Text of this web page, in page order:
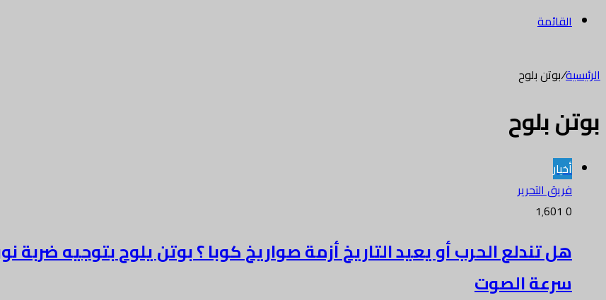
القائمة
الرئيسية/بوتن بلوح
بوتن بلوح
أخبار
فريق التحرير
0
هل تندلع الحرب أو يعيد التاريخ أزمة صواريخ كوبا ؟ بوتن يلوح بتوجيه
سرعة الصوت